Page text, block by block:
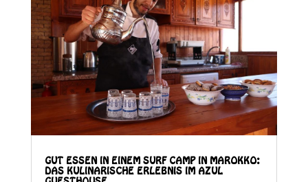
GUT ESSEN IN EINEM SURF CAMP IN MAROKKO:
DAS KULINARISCHE ERLEBNIS IM AZUL